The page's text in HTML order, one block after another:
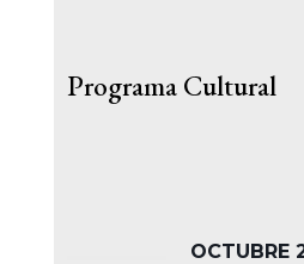
Programa Cultural
OCTUBRE